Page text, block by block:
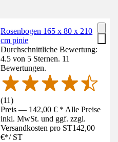
Rosenbogen 165 x 80 x 210
cm pinie
Durchschnittliche Bewertung:
4.5 von 5 Sternen. 11
Bewertungen.
(11)
Preis — 142,00 € * Alle Preise
inkl. MwSt. und ggf. zzgl.
Versandkosten pro ST142,00
€*/ ST